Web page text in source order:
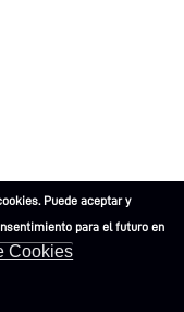
Puede aceptar y
para el futuro en
Cookies